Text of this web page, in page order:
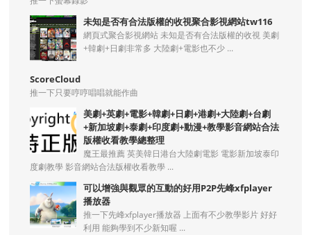
未知是否有合法版權的收視聚合影視網站tw116
網頁式聚合影視網站 未知是否有合法版權的收視 美劇
+韓劇+日劇非常多 大陸劇+電影也不少 ...
ScoreCloud
推一下只要哼哼唱唱就能作曲
美劇+英劇+電影+韓劇+日劇+港劇+大陸劇+台劇
+新加坡劇+泰劇+印度劇+動漫+教學影音網站合法
版權收看教學總整理
魔王最推薦 英美韓日港台大陸劇電影 電影新加坡泰印
度劇教學 影音網站合法版權收看教學 ...
可以增強與觀眾的互動的好用P2P先峰xfplayer
播放器
推一下先峰xfplayer播放器 上面有不少教學影片 好好
利用 能夠學到不少新知喔 ...